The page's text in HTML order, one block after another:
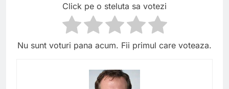
Click pe o steluta sa votezi
Nu sunt voturi pana acum. Fii primul care voteaza.